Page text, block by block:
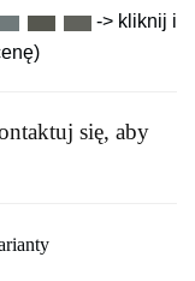
-> kliknij i
się, aby